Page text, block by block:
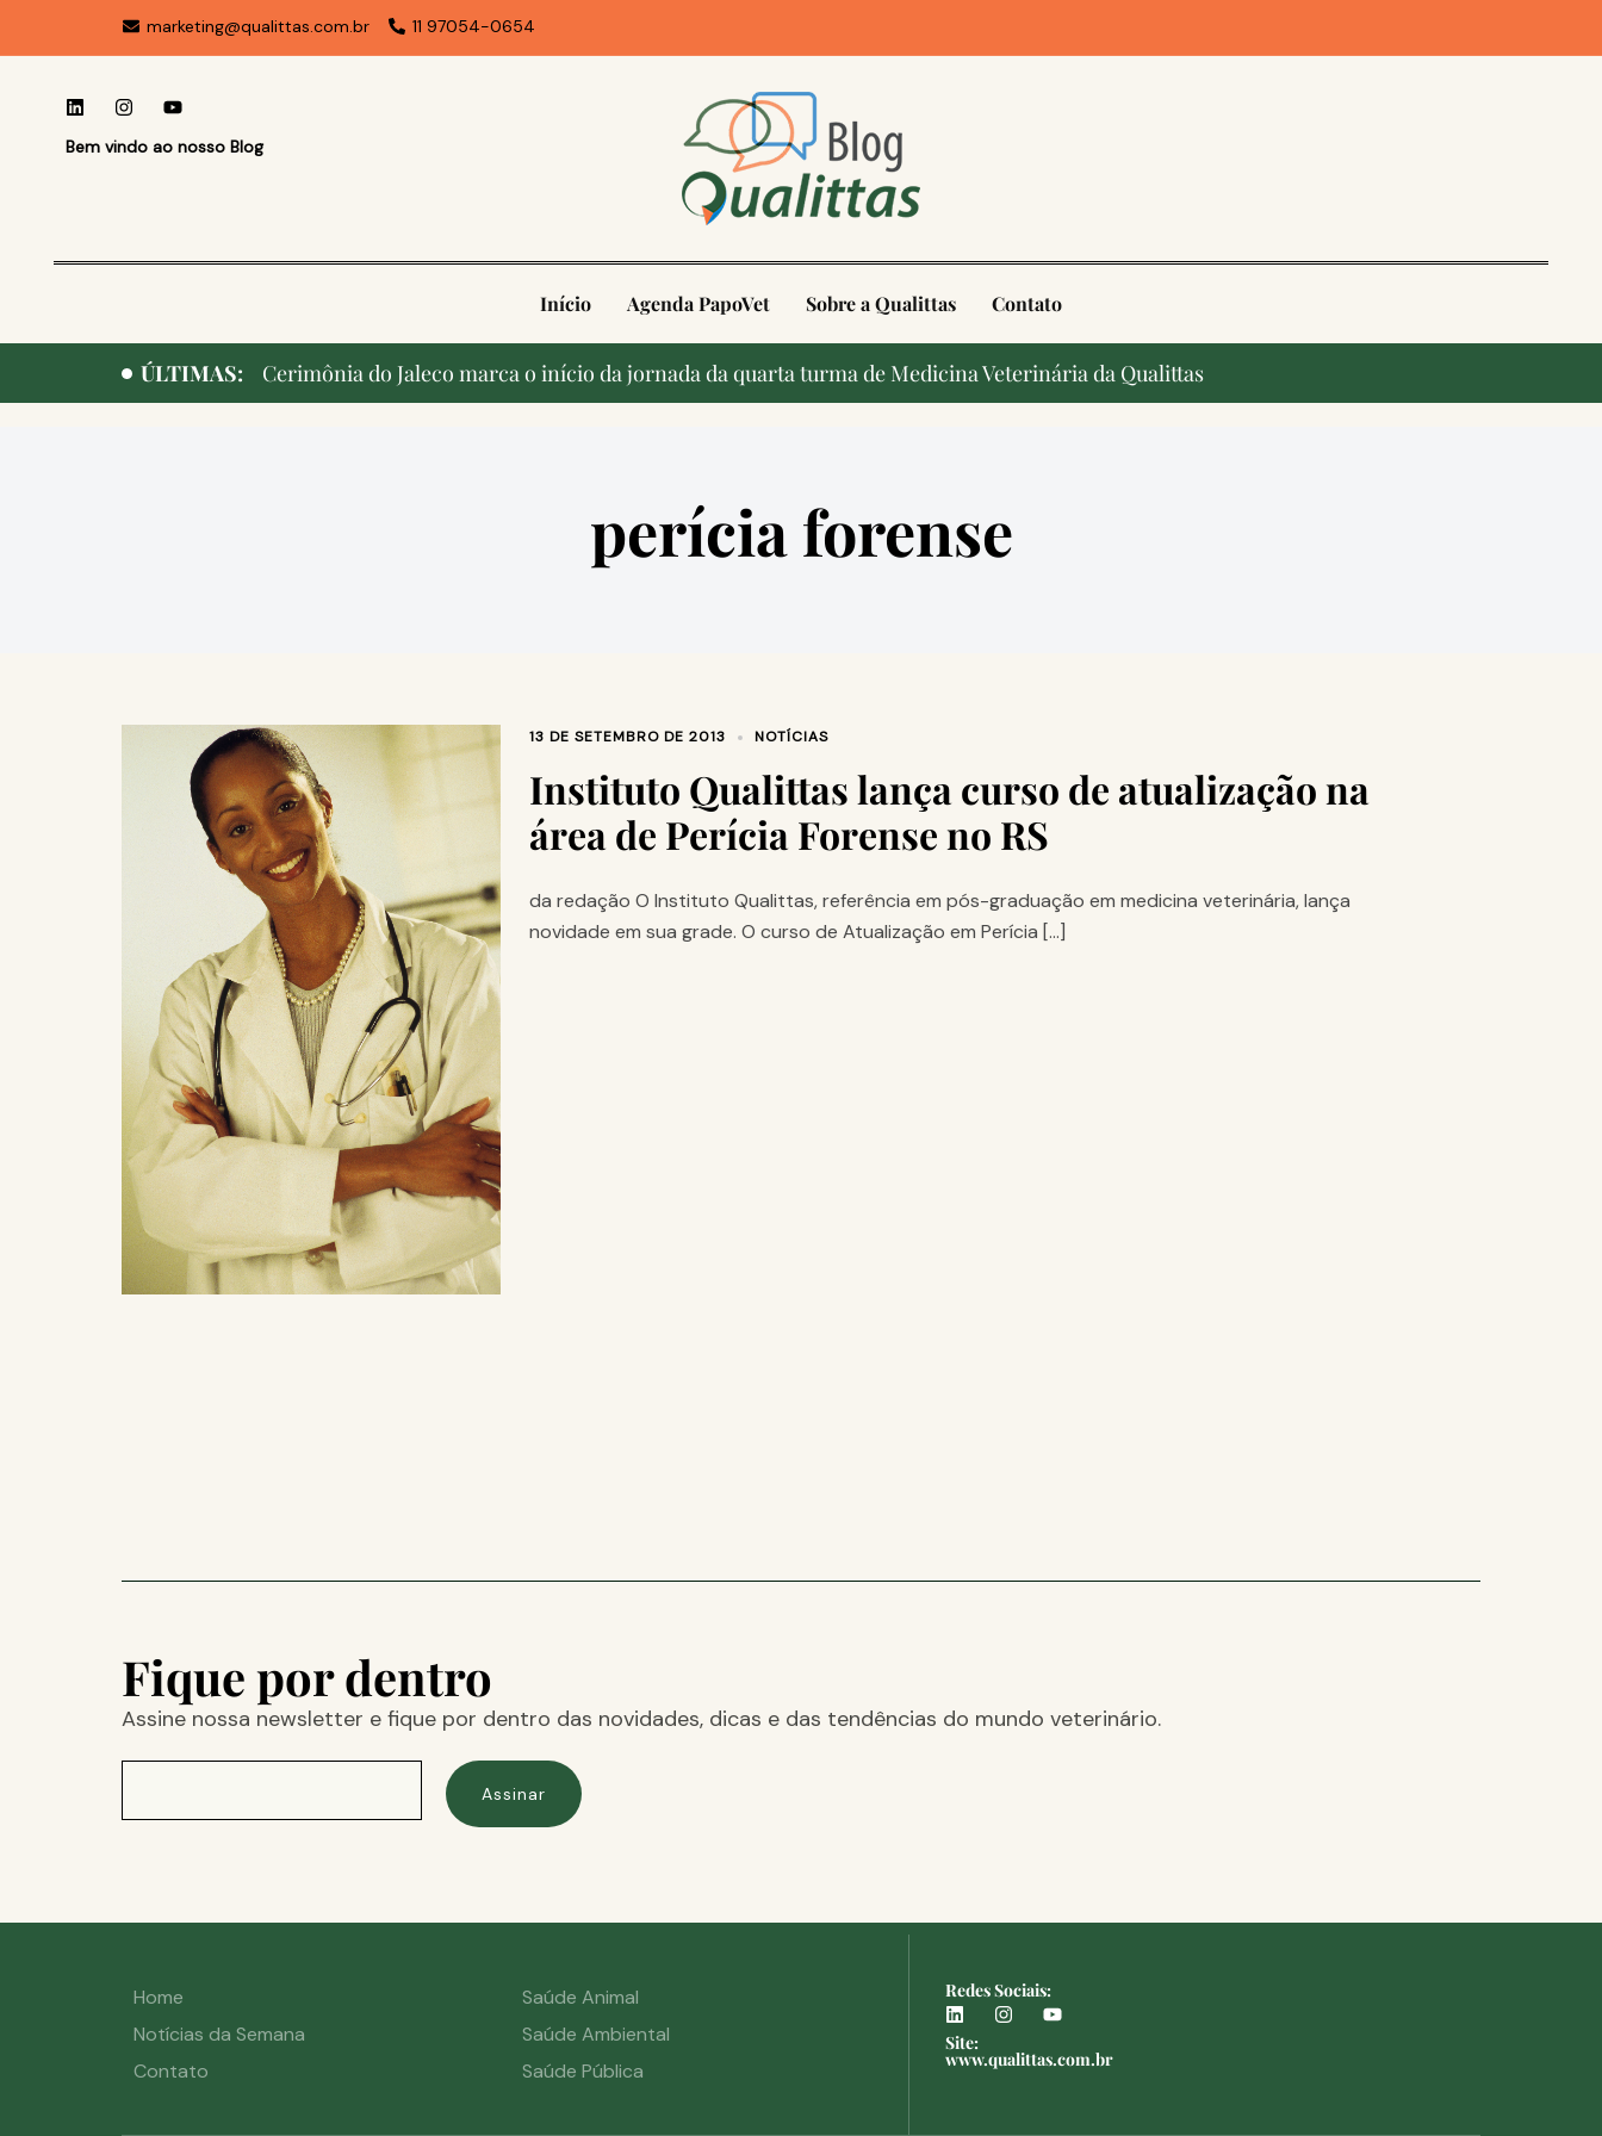
marketing@qualittas.com.br 11 97054-0654
Bem vindo ao nosso Blog
Início Agenda PapoVet Sobre a Qualittas Contato
ÚLTIMAS: Cerimônia do Jaleco marca o início da jornada da quarta turma de Medicina Veterinária da Qualittas
perícia forense
13 DE SETEMBRO DE 2013 NOTÍCIAS
Instituto Qualittas lança curso de atualização na
área de Perícia Forense no RS
da redação O Instituto Qualittas, referência em pós-graduação em medicina veterinária, lança
novidade em sua grade. O curso de Atualização em Perícia […]
Fique por dentro
Assine nossa newsletter e fique por dentro das novidades, dicas e das tendências do mundo veterinário.
Assinar
Home
Notícias da Semana
Contato
Saúde Animal
Saúde Ambiental
Saúde Pública
Redes Sociais:
Site:
www.qualittas.com.br